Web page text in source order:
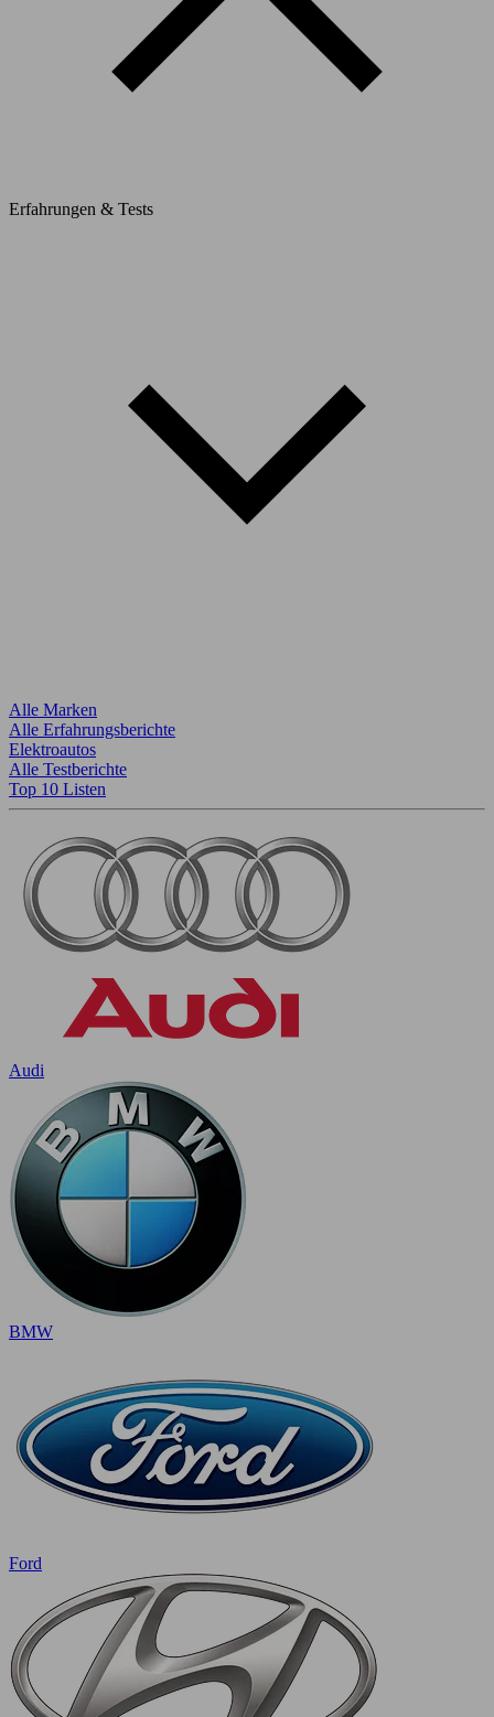
Erfahrungen & Tests
Alle Marken
Alle Erfahrungsberichte
Elektroautos
Alle Testberichte
Top 10 Listen
Audi
BMW
Ford